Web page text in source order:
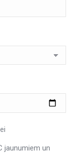
jaunumiem un